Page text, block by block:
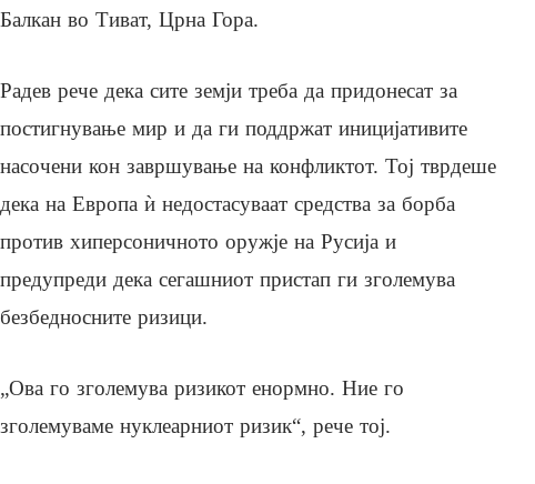
Балкан во Тиват, Црна Гора.
Радев рече дека сите земји треба да придонесат за
постигнување мир и да ги поддржат иницијативите
насочени кон завршување на конфликтот. Тој тврдеше
дека на Европа ѝ недостасуваат средства за борба
против хиперсоничното оружје на Русија и
предупреди дека сегашниот пристап ги зголемува
безбедносните ризици.
„Ова го зголемува ризикот енормно. Ние го
зголемуваме нуклеарниот ризик“, рече тој.